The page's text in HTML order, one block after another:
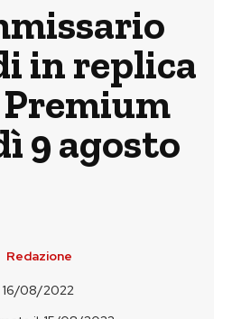
in replica
Premium
9 agosto
Redazione
16/08/2022